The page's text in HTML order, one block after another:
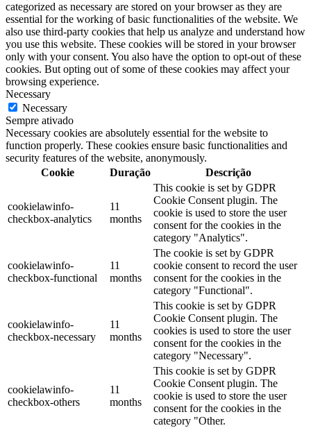
categorized as necessary are stored on your browser as they are
essential for the working of basic functionalities of the website. We
also use third-party cookies that help us analyze and understand how
you use this website. These cookies will be stored in your browser
only with your consent. You also have the option to opt-out of these
cookies. But opting out of some of these cookies may affect your
browsing experience.
Necessary
Necessary
Sempre ativado
Necessary cookies are absolutely essential for the website to
function properly. These cookies ensure basic functionalities and
security features of the website, anonymously.
Cookie
Duração Descrição
cookielawinfo-
checkbox-analytics
11
months
This cookie is set by GDPR
Cookie Consent plugin. The
cookie is used to store the user
consent for the cookies in the
category "Analytics".
cookielawinfo-
checkbox-functional
11
months
The cookie is set by GDPR
cookie consent to record the user
consent for the cookies in the
category "Functional".
cookielawinfo-
checkbox-necessary
11
months
This cookie is set by GDPR
Cookie Consent plugin. The
cookies is used to store the user
consent for the cookies in the
category "Necessary".
cookielawinfo-
checkbox-others
11
months
This cookie is set by GDPR
Cookie Consent plugin. The
cookie is used to store the user
consent for the cookies in the
category "Other.